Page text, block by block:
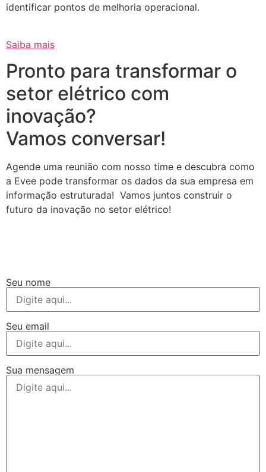
identificar pontos de melhoria operacional.
Saiba mais
Pronto para transformar o
setor elétrico com
inovação?
Vamos conversar!
Agende uma reunião com nosso time e descubra como
a Evee pode transformar os dados da sua empresa em
informação estruturada! Vamos juntos construir o
futuro da inovação no setor elétrico!
Seu nome
Seu email
Sua mensagem